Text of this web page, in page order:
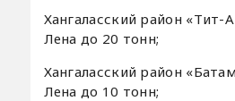
Хангаласский район «Тит-
Лена до 20 тонн;
Хангаласский район
Лена до 10 тонн;